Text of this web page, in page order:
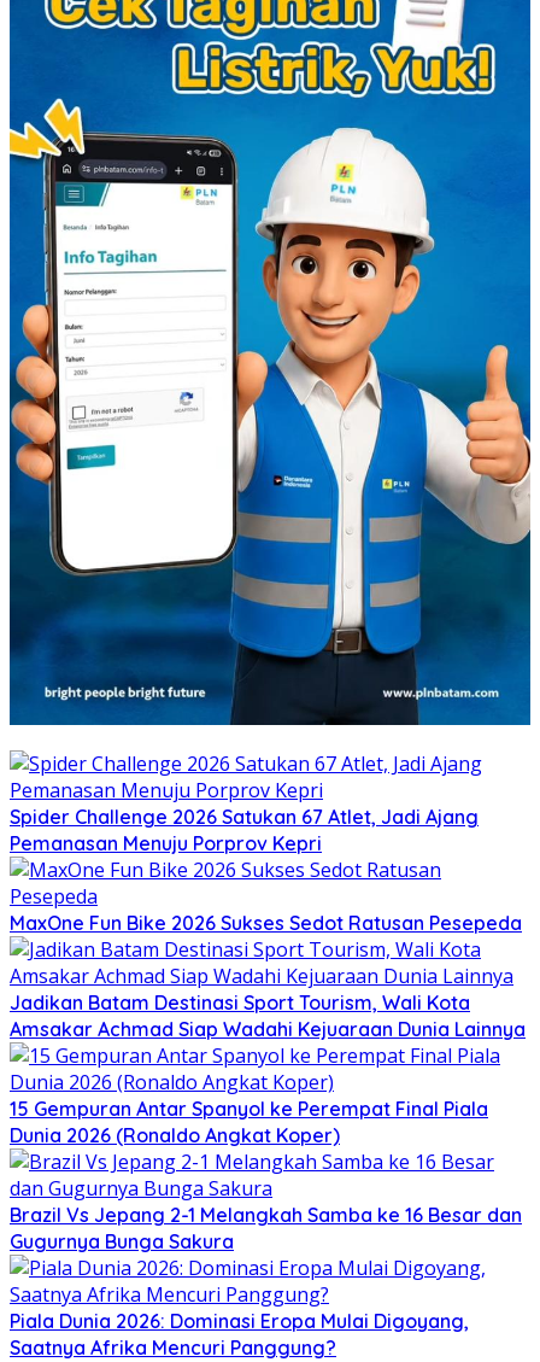
Spider Challenge 2026 Satukan 67 Atlet, Jadi Ajang
Pemanasan Menuju Porprov Kepri
MaxOne Fun Bike 2026 Sukses Sedot Ratusan Pesepeda
Jadikan Batam Destinasi Sport Tourism, Wali Kota
Amsakar Achmad Siap Wadahi Kejuaraan Dunia Lainnya
15 Gempuran Antar Spanyol ke Perempat Final Piala
Dunia 2026 (Ronaldo Angkat Koper)
Brazil Vs Jepang 2-1 Melangkah Samba ke 16 Besar dan
Gugurnya Bunga Sakura
Piala Dunia 2026: Dominasi Eropa Mulai Digoyang,
Saatnya Afrika Mencuri Panggung?